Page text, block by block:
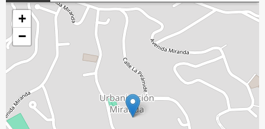
+
−